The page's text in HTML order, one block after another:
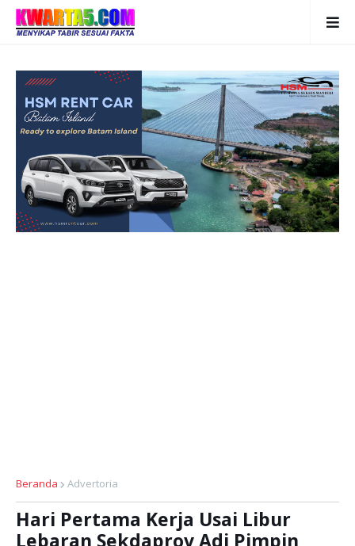
Beranda Advertoria
Hari Pertama Kerja Usai Libur
Lebaran Sekdaprov Adi Pimpin